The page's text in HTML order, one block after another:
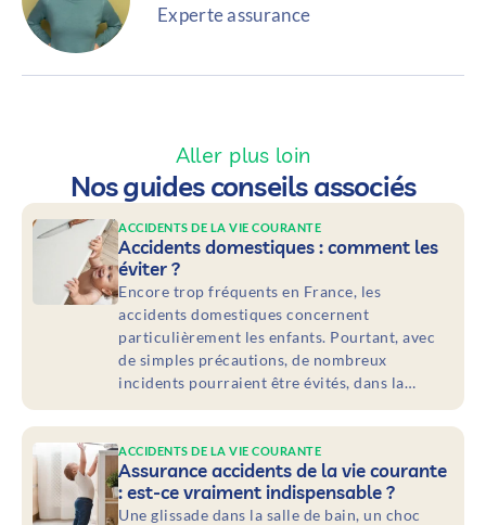
Experte assurance
Aller plus loin
Nos guides conseils associés
ACCIDENTS DE LA VIE COURANTE
Accidents domestiques : comment les
éviter ?
Encore trop fréquents en France, les
accidents domestiques concernent
particulièrement les enfants. Pourtant, avec
de simples précautions, de nombreux
incidents pourraient être évités, dans la…
ACCIDENTS DE LA VIE COURANTE
Assurance accidents de la vie courante
: est-ce vraiment indispensable ?
Une glissade dans la salle de bain, un choc